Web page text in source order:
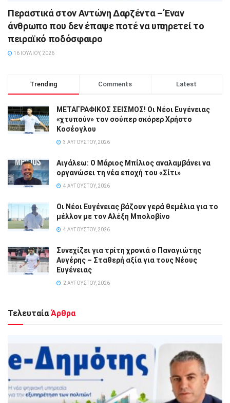
Περαστικά στον Αντώνη Δαρζέντα – Έναν
άνθρωπο που δεν έπαψε ποτέ να υπηρετεί το
πειραϊκό ποδόσφαιρο
16 ΙΟΥΛΊΟΥ, 2026
Trending Comments Latest
ΜΕΤΑΓΡΑΦΙΚΟΣ ΣΕΙΣΜΟΣ! Οι Νέοι Ευγένειας
«χτυπούν» τον σούπερ σκόρερ Χρήστο
Κοσέογλου
3 ΑΥΓΟΎΣΤΟΥ, 2026
Αιγάλεω: Ο Μάριος Μπίλιος αναλαμβάνει να
οργανώσει τη νέα εποχή του «Σίτι»
4 ΑΥΓΟΎΣΤΟΥ, 2026
Οι Νέοι Ευγένειας βάζουν γερά θεμέλια για το
μέλλον με τον Αλέξη Μπολοβίνο
4 ΑΥΓΟΎΣΤΟΥ, 2026
Συνεχίζει για τρίτη χρονιά ο Παναγιώτης
Αυγέρης – Σταθερή αξία για τους Νέους
Ευγένειας
2 ΑΥΓΟΎΣΤΟΥ, 2026
Τελευταία Άρθρα